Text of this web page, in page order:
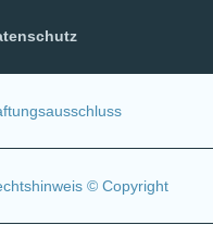
© Copyright